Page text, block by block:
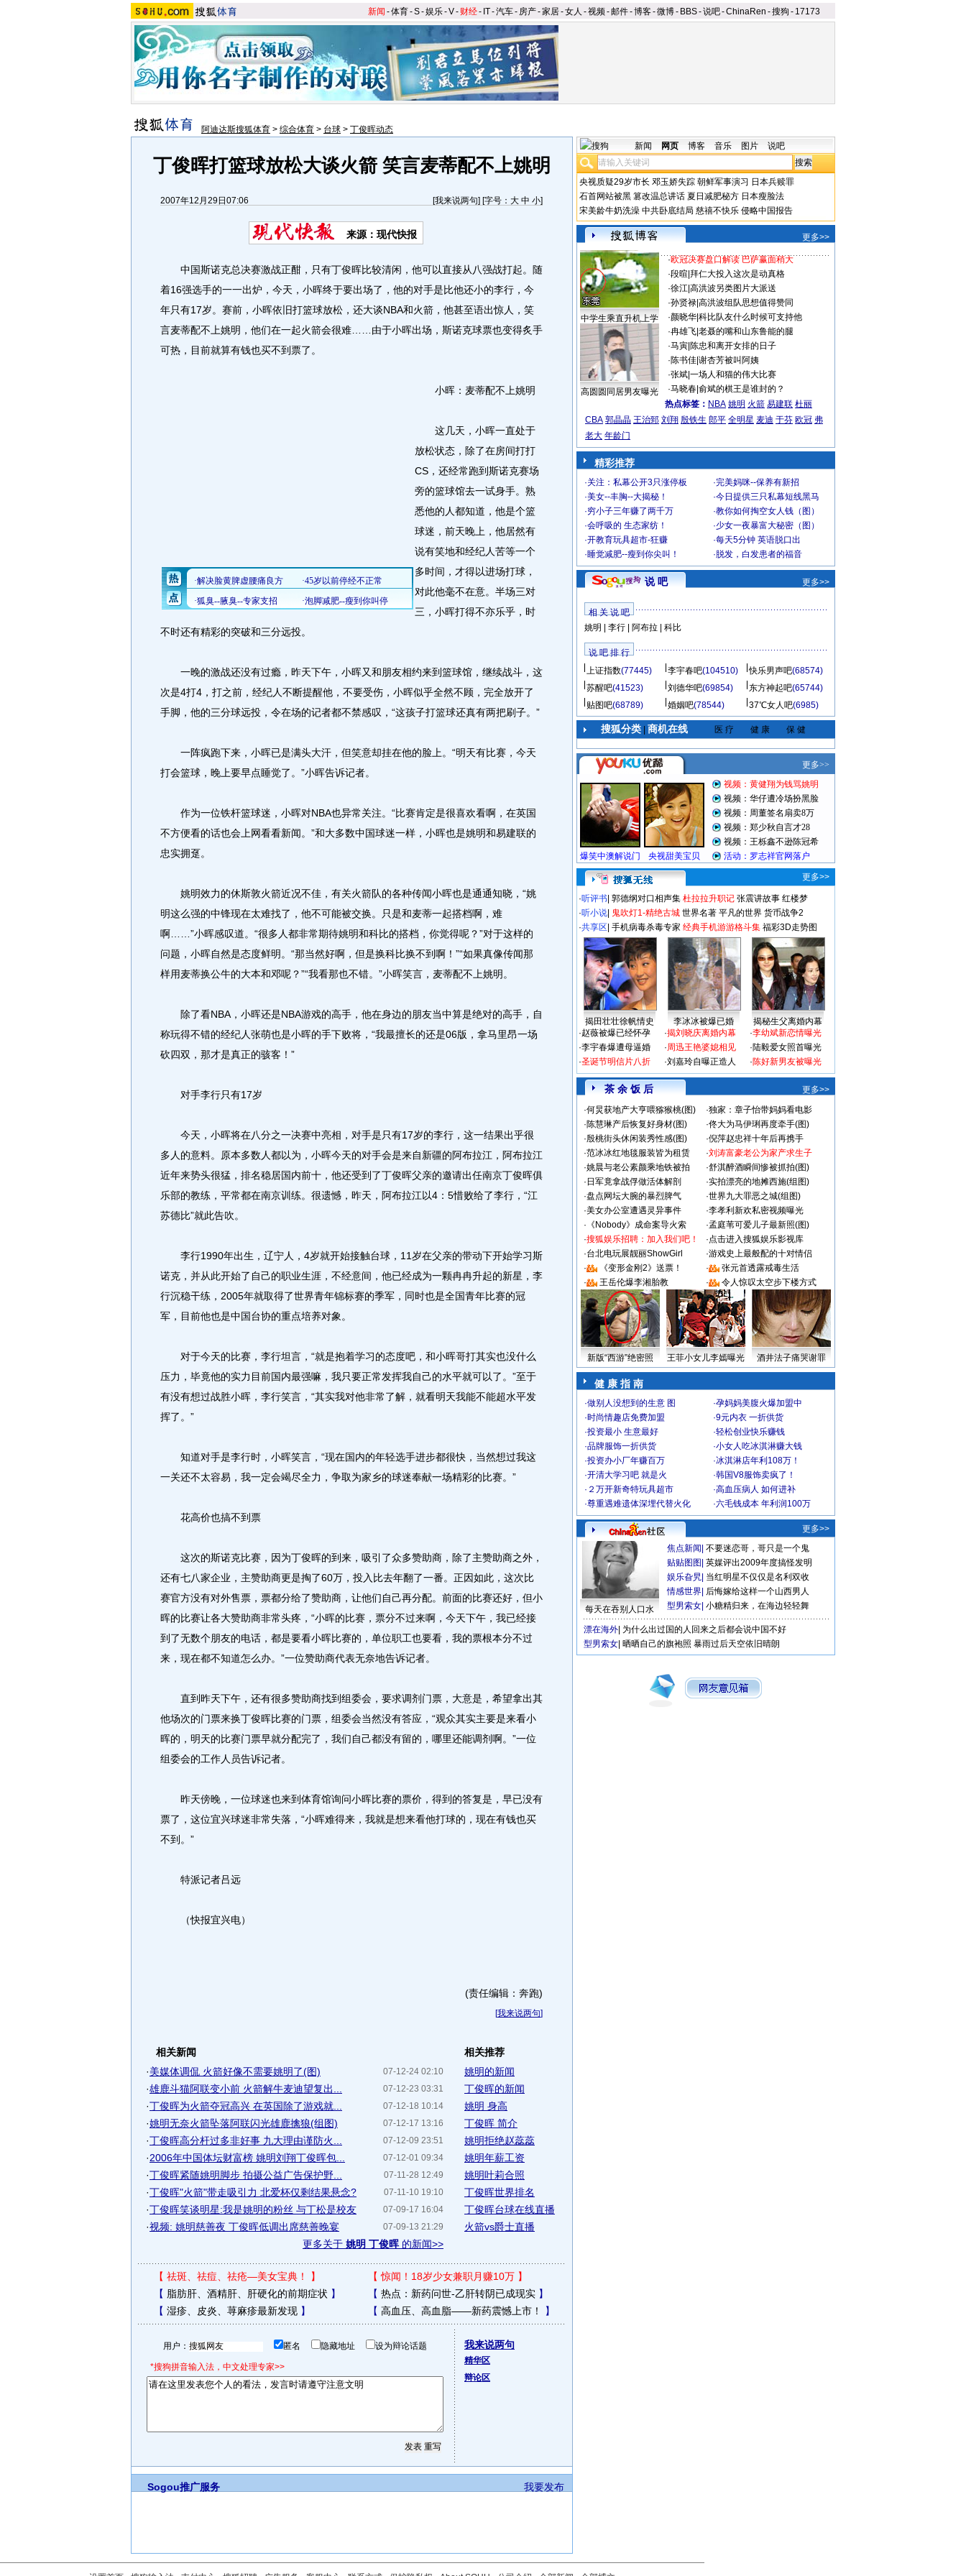
新闻 -体育-S-娱乐-V- 财经- IT-汽车- 房产-家居-女人 -视频-邮件-博客-微博- BBS-说吧-ChinaRen -搜狗 - 17173
阿迪达斯搜狐体育 > 综合体育 > 台球 > 丁俊晖动态
丁俊晖打篮球放松大谈火箭 笑言麦蒂配不上姚明
2007年12月29日07:06 [我来说两句] [字号： 大 中 小]
来源：现代快报
中国斯诺克总决赛激战正酣，只有丁俊晖比较清闲，他可以直接从八强战打起。随
着16强选手的一一出炉，今天，小晖终于要出场了，他的对手是比他还小的李行，今
年只有17岁。赛前，小晖依旧打篮球放松，还大谈NBA和火箭，他甚至语出惊人，笑
言麦蒂配不上姚明，他们在一起火箭会很难……由于小晖出场，斯诺克球票也变得炙手
可热，目前就算有钱也买不到票了。
小晖：麦蒂配不上姚明
这几天，小晖一直处于
放松状态，除了在房间打打
CS，还经常跑到斯诺克赛场
旁的篮球馆去一试身手。熟
悉他的人都知道，他是个篮
球迷，前天晚上，他居然有
说有笑地和经纪人苦等一个
多时间，才得以进场打球，
对此他毫不在意。半场三对
三，小晖打得不亦乐乎，时
不时还有精彩的突破和三分远投。
一晚的激战还没有过瘾，昨天下午，小晖又和朋友相约来到篮球馆，继续战斗，这
次是4打4，打之前，经纪人不断提醒他，不要受伤，小晖似乎全然不顾，完全放开了
手脚，他的三分球远投，令在场的记者都不禁感叹，“这孩子打篮球还真有两把刷子。”
一阵疯跑下来，小晖已是满头大汗，但笑意却挂在他的脸上。“明天有比赛，今天
打会篮球，晚上要早点睡觉了。”小晖告诉记者。
作为一位铁杆篮球迷，小晖对NBA也异常关注。“比赛肯定是很喜欢看啊，在英国
不方便看的话也会上网看看新闻。”和大多数中国球迷一样，小晖也是姚明和易建联的
忠实拥趸。
姚明效力的休斯敦火箭近况不佳，有关火箭队的各种传闻小晖也是通通知晓，“姚
明这么强的中锋现在太难找了，他不可能被交换。只是和麦蒂一起搭档啊，难
啊……”小晖感叹道。“很多人都非常期待姚明和科比的搭档，你觉得呢？”对于这样的
问题，小晖自然是态度鲜明。“那当然好啊，但是换科比换不到啊！”“如果真像传闻那
样用麦蒂换公牛的大本和邓呢？”“我看那也不错。”小晖笑言，麦蒂配不上姚明。
除了看NBA，小晖还是NBA游戏的高手，他在身边的朋友当中算是绝对的高手，自
称玩得不错的经纪人张萌也是小晖的手下败将，“我最擅长的还是06版，拿马里昂一场
砍四双，那才是真正的骇客！”
对手李行只有17岁
今天，小晖将在八分之一决赛中亮相，对手是只有17岁的李行，这一结果出乎很
多人的意料。原本多数人都以为，小晖今天的对手会是来自新疆的阿布拉江，阿布拉江
近年来势头很猛，排名稳居国内前十，他还受到了丁俊晖父亲的邀请出任南京丁俊晖俱
乐部的教练，平常都在南京训练。很遗憾，昨天，阿布拉江以4：5惜败给了李行，“江
苏德比”就此告吹。
李行1990年出生，辽宁人，4岁就开始接触台球，11岁在父亲的带动下开始学习斯
诺克，并从此开始了自己的职业生涯，不经意间，他已经成为一颗冉冉升起的新星，李
行沉稳干练，2005年就取得了世界青年锦标赛的季军，同时也是全国青年比赛的冠
军，目前他也是中国台协的重点培养对象。
对于今天的比赛，李行坦言，“就是抱着学习的态度吧，和小晖哥打其实也没什么
压力，毕竟他的实力目前国内最强嘛，我只要正常发挥我自己的水平就可以了。”至于
有没有想过战胜小晖，李行笑言，“其实我对他非常了解，就看明天我能不能超水平发
挥了。”
知道对手是李行时，小晖笑言，“现在国内的年轻选手进步都很快，当然想过我这
一关还不太容易，我一定会竭尽全力，争取为家乡的球迷奉献一场精彩的比赛。”
花高价也搞不到票
这次的斯诺克比赛，因为丁俊晖的到来，吸引了众多赞助商，除了主赞助商之外，
还有七八家企业，主赞助商更是掏了60万，投入比去年翻了一番。正因如此，这次比
赛官方没有对外售票，票都分给了赞助商，让他们自己再分配。前面的比赛还好，但小
晖的比赛让各大赞助商非常头疼，“小晖的比赛，票分不过来啊，今天下午，我已经接
到了无数个朋友的电话，都是要看小晖比赛的，单位职工也要看，我的票根本分不过
来，现在都不知道怎么办。”一位赞助商代表无奈地告诉记者。
直到昨天下午，还有很多赞助商找到组委会，要求调剂门票，大意是，希望拿出其
他场次的门票来换丁俊晖比赛的门票，组委会当然没有答应，“观众其实主要是来看小
晖的，明天的比赛门票早就分配完了，我们自己都没有留的，哪里还能调剂啊。”一位
组委会的工作人员告诉记者。
昨天傍晚，一位球迷也来到体育馆询问小晖比赛的票价，得到的答复是，早已没有
票了，这位宜兴球迷非常失落，“小晖难得来，我就是想来看他打球的，现在有钱也买
不到。”
特派记者吕远
（快报宜兴电）
(责任编辑：奔跑)
[我来说两句]
相关新闻
07-12-24 02:10
·美媒体调侃 火箭好像不需要姚明了(图)
07-12-23 03:31
·雄鹿斗猫阿联变小前 火箭解牛麦迪望复出...
07-12-18 10:14
·丁俊晖为火箭夺冠高兴 在英国除了游戏就...
07-12-17 13:16
·姚明无奈火箭坠落阿联闪光雄鹿擒狼(组图)
07-12-09 23:51
·丁俊晖高分杆过多非好事 九大理由谨防火...
07-12-01 09:34
·2006年中国体坛财富榜 姚明刘翔丁俊晖包...
07-11-28 12:49
·丁俊晖紧随姚明脚步 拍摄公益广告保护野...
07-11-10 19:10
·丁俊晖"火箭"带走吸引力 北爱杯仅剩结果悬念?
07-09-17 16:04
·丁俊晖笑谈明星:我是姚明的粉丝 与丁松是校友
07-09-13 21:29
·视频: 姚明慈善夜 丁俊晖低调出席慈善晚宴
更多关于 姚明 丁俊晖的新闻>>
相关推荐
姚明的新闻
丁俊晖的新闻
姚明 身高
丁俊晖 简介
姚明拒绝赵蕊蕊
姚明年薪工资
姚明叶莉合照
丁俊晖世界排名
丁俊晖台球在线直播
火箭vs爵士直播
【 祛斑、祛痘、祛疮—美女宝典！ 】 【惊闻！18岁少女兼职月赚10万】
【 脂肪肝、酒精肝、肝硬化的前期症状 】 【 热点：新药问世-乙肝转阴已成现实】
【 湿疹、皮炎、荨麻疹最新发现】 【 高血压、高血脂——新药震憾上市！ 】
用户： 匿名 隐藏地址 设为辩论话题
*搜狗拼音输入法，中文处理专家>>
我来说两句
精华区
辩论区
我要发布
Sogou推广服务
新闻 网页 博客 音乐 图片 说吧
央视质疑29岁市长 邓玉娇失踪 朝鲜军事演习 日本兵赎罪
石首网站被黑 篡改温总讲话 夏日减肥秘方 日本瘦脸法
宋美龄牛奶洗澡 中共卧底结局 慈禧不快乐 侵略中国报告
更多>>
中学生乘直升机上学
高圆圆同居男友曝光
·欧冠决赛盘口解读 巴萨赢面稍大
·段暄 拜仁大投入这次是动真格
·徐江| 高洪波另类图片大派送
·孙贤禄| 高洪波组队思想值得赞同
·颜晓华| 科比队友什么时候可支持他
·冉雄飞| 老聂的嘴和山东鲁能的腿
·马寅| 陈忠和离开女排的日子
·陈书佳| 谢杏芳被叫阿姨
·张斌| 一场人和猫的伟大比赛
·马晓春| 俞斌的棋王是谁封的？
热点标签： NBA 姚明 火箭 易建联 杜丽
CBA 郭晶晶 王治郅 刘翔 殷铁生 郎平 全明星 麦迪 于芬 欧冠 弗
老大 年龄门
精彩推荐
·关注：私幕公开3只涨停板 ·完美妈咪--保养有新招
·美女--丰胸--大揭秘！ ·今日提供三只私幕短线黑马
·穷小子三年赚了两千万 ·教你如何掏空女人钱（图）
·会呼吸的 生态家纺！ ·少女一夜暴富大秘密（图）
·开教育玩具超市-狂赚 ·每天5分钟 英语脱口出
·睡觉减肥--瘦到你尖叫！ · 脱发，白发患者的福音
说 吧 更多>>
相 关 说 吧
姚明
李行| 阿布拉| 科比
说 吧 排 行
上证指数(77445) 李宇春吧(104510) 快乐男声吧(68574)
苏醒吧(41523) 刘德华吧(69854) 东方神起吧(65744)
贴图吧(68789) 婚姻吧(78544) 37℃女人吧(6985)
搜狐分类| 商机在线 医 疗 健 康 保 健
更多>>
·听评书 郭德纲对口相声集 杜拉拉升职记 张震讲故事 红楼梦
·听小说 鬼吹灯1-精绝古城 世界名著 平凡的世界 货币战争2
·共享区 手机病毒杀毒专家 经典手机游游格斗集 福彩3D走势图
揭田壮壮徐帆情史 李冰冰被爆已婚
揭秘生父离婚内幕
·赵薇被爆已经怀孕
·李宇春爆遭母逼婚
·圣诞节明信片八折
·揭刘晓庆离婚内幕
·周迅王艳婆媳相见
·刘嘉玲自曝正造人
·李幼斌新恋情曝光
·陆毅爱女照首曝光
·陈好新男友被曝光
茶 余 饭 后
更多>>
·何炅获地产大亨喂猕猴桃(图) ·独家：章子怡带妈妈看电影
·陈慧琳产后恢复好身材(图) ·佟大为马伊琍再度牵手(图)
·殷桃街头休闲装秀性感(图) ·倪萍赵忠祥十年后再携手
·范冰冰红地毯服装皆为租赁 ·刘涛富豪老公为家产求生子
·姚晨与老公素颜乘地铁被拍 ·舒淇醉酒瞬间惨被抓拍(图)
· 日军竟拿战俘做活体解剖 ·实拍漂亮的地摊西施(组图)
·盘点网坛大腕的暴烈脾气 ·世界九大罪恶之城(组图)
·美女办公室遭遇灵异事件 ·李孝利新欢私密视频曝光
· 《Nobody》成命案导火索 ·孟庭苇可爱儿子最新照(图)
·搜狐娱乐招聘：加入我们吧！ ·点击进入搜狐娱乐影视库
·台北电玩展靓丽ShowGirl ·游戏史上最般配的十对情侣
·
《变形金刚2》送票！ ·
张元首透露戒毒生活
·
王岳伦爆李湘胎教 · 令人惊叹太空步下楼方式
新版“西游”绝密照 王菲小女儿李嫣曝光 酒井法子痛哭谢罪
健 康 指 南
·做别人没想到的生意 图 ·孕妈妈美腹火爆加盟中
·时尚情趣店免费加盟 ·9元内衣 一折供货
·投资最小 生意最好 ·轻松创业快乐赚钱
·品牌服饰一折供货 ·小女人吃冰淇淋赚大钱
·投资办小厂年赚百万 ·冰淇淋店年利108万！
·开清大学习吧 就是火 ·韩国V8服饰卖疯了！
· ２万开新奇特玩具超市 ·高血压病人 如何进补
·尊重遇难遗体深埋代替火化 ·六毛钱成本 年利润100万
更多>>
每天在吞别人口水
焦点新闻 不要迷恋哥，哥只是一个鬼
贴贴图图 英媒评出2009年度搞怪发明
娱乐旮旯 当红明星不仅仅是名利双收
情感世界 后悔嫁给这样一个山西男人
型男索女 小糖精归来，在海边轻轻舞
漂在海外 为什么出过国的人回来之后都会说中国不好
型男索女 晒晒自己的旗袍照 暴雨过后天空依旧晴朗